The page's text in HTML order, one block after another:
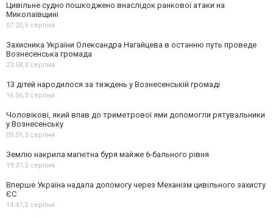
Цивільне судно пошкоджено внаслідок ранкової атаки на
Миколаївщині
07:20,5 серпня
Захисника України Олександра Нагайцева в останню путь проведе
Вознесенська громада
23:58,3 серпня
13 дітей народилося за тиждень у Вознесенській громаді
16:56,3 серпня
Чоловікові, який впав до триметрової ями допомогли рятувальники
у Вознесенську
09:51,3 серпня
Землю накрила магнітна буря майже 6-бального рівня
19:37,2 серпня
Вперше Україна надала допомогу через Механізм цивільного захисту
ЄС
14:47,2 серпня